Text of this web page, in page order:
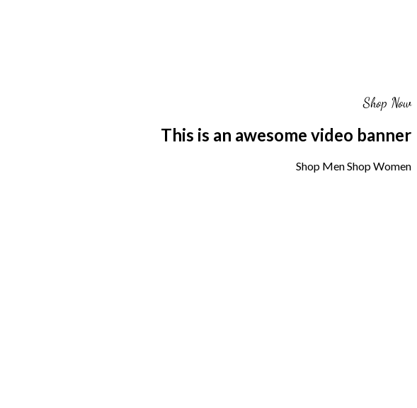
Shop Now
This is an awesome video banner
Shop MenShop Women